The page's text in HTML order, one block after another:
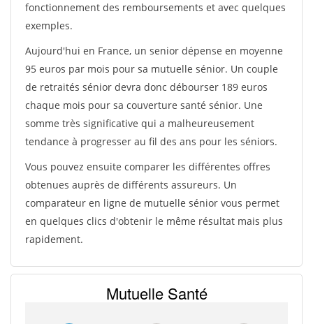
fonctionnement des remboursements et avec quelques
exemples.
Aujourd'hui en France, un senior dépense en moyenne
95 euros par mois pour sa mutuelle sénior. Un couple
de retraités sénior devra donc débourser 189 euros
chaque mois pour sa couverture santé sénior. Une
somme très significative qui a malheureusement
tendance à progresser au fil des ans pour les séniors.
Vous pouvez ensuite comparer les différentes offres
obtenues auprès de différents assureurs. Un
comparateur en ligne de mutuelle sénior vous permet
en quelques clics d'obtenir le même résultat mais plus
rapidement.